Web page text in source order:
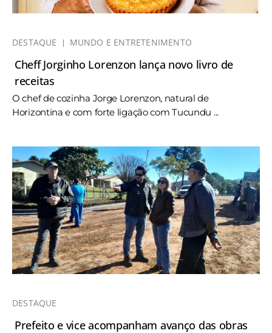
DESTAQUE MUNDO E ENTRETENIMENTO
Cheff Jorginho Lorenzon lança novo livro de
receitas
O chef de cozinha Jorge Lorenzon, natural de
Horizontina e com forte ligação com Tucundu ...
DESTAQUE
Prefeito e vice acompanham avanço das obras